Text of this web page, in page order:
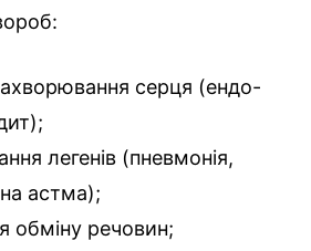
серця (ендо-
легенів (пневмонія,
астма);
обміну речовин;